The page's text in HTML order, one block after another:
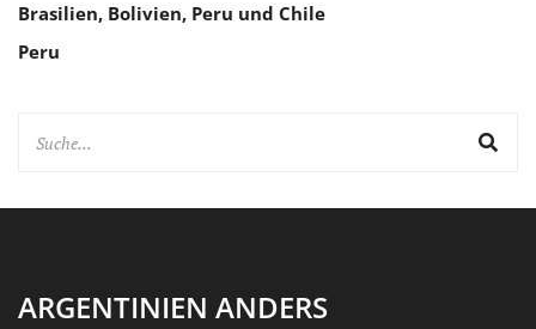
Brasilien, Bolivien, Peru und Chile
Peru
ARGENTINIEN ANDERS